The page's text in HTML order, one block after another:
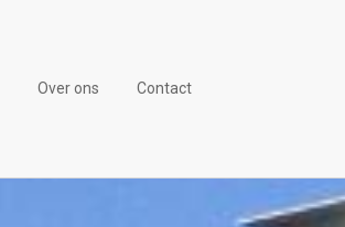
Over ons Contact